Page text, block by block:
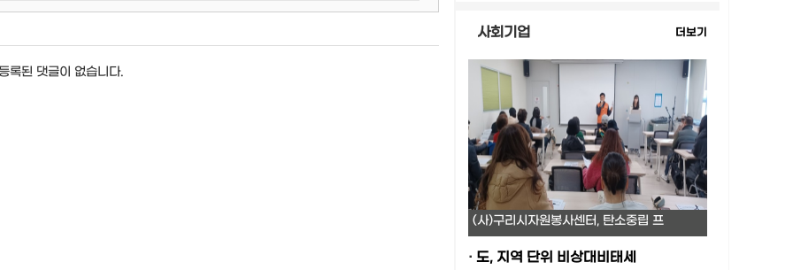
록된 댓글이 없습니다.
사회기업 더보기
(사)구리시자원봉사센터, 탄소중립 프
· 도, 지역 단위 비상대비태세